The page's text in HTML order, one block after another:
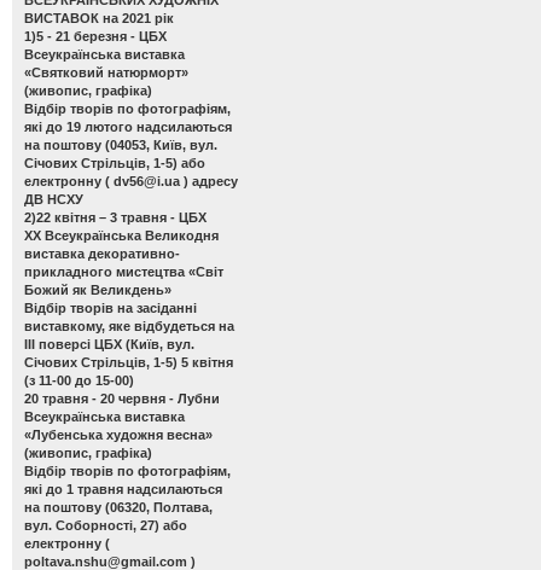
ВИСТАВОК на 2021 рік
1)5 - 21 березня - ЦБХ
Всеукраїнська виставка
«Святковий натюрморт»
(живопис, графіка)
Відбір творів по фотографіям,
які до 19 лютого надсилаються
на поштову (04053, Київ, вул.
Січових Стрільців, 1-5) або
електронну ( dv56@i.ua ) адресу
ДВ НСХУ
2)22 квітня – 3 травня - ЦБХ
ХХ Всеукраїнська Великодня
виставка декоративно-
прикладного мистецтва «Світ
Божий як Великдень»
Відбір творів на засіданні
виставкому, яке відбудеться на
ІІІ поверсі ЦБХ (Київ, вул.
Січових Стрільців, 1-5) 5 квітня
(з 11-00 до 15-00)
20 травня - 20 червня - Лубни
Всеукраїнська виставка
«Лубенська художня весна»
(живопис, графіка)
Відбір творів по фотографіям,
які до 1 травня надсилаються
на поштову (06320, Полтава,
вул. Соборності, 27) або
електронну (
poltava.nshu@gmail.com )